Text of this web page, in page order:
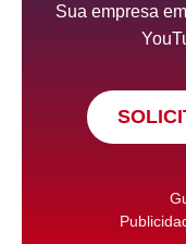
Sua empresa